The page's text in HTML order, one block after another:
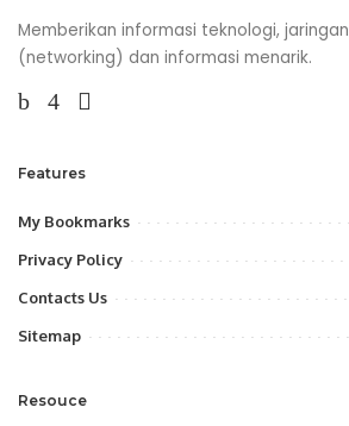
Memberikan informasi teknologi, jaringan
(networking) dan informasi menarik.
Features
My Bookmarks
Privacy Policy
Contacts Us
Sitemap
Resouce